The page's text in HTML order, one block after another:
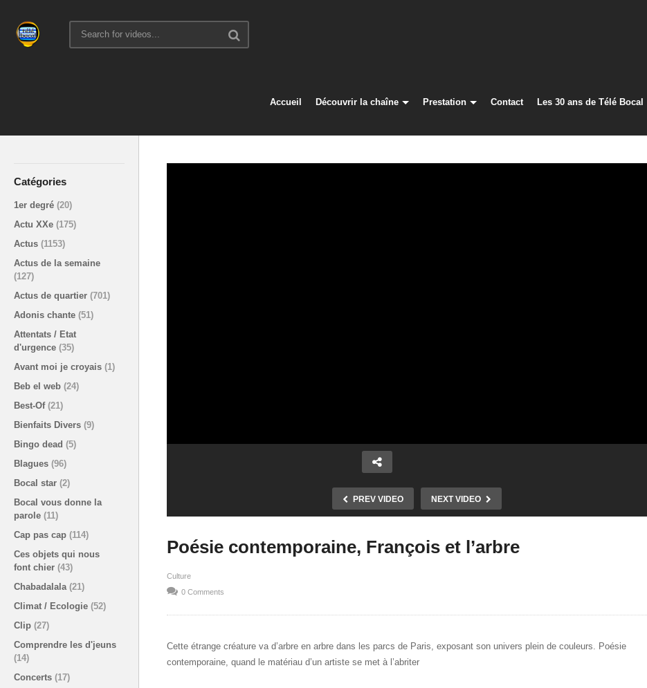
Accueil Découvrir la chaîne Prestation Contact Les 30 ans de Télé Bocal
Catégories
1er degré (20)
Actu XXe (175)
Actus (1153)
Actus de la semaine
(127)
Actus de quartier (701)
Adonis chante (51)
Attentats / Etat
d'urgence (35)
Avant moi je croyais (1)
Beb el web (24)
Best-Of (21)
Bienfaits Divers (9)
Bingo dead (5)
Blagues (96)
Bocal star (2)
Bocal vous donne la
parole (11)
Cap pas cap (114)
Ces objets qui nous
font chier (43)
Chabadalala (21)
Climat / Ecologie (52)
Clip (27)
Comprendre les d'jeuns
(14)
Concerts (17)
PREV VIDEO NEXT VIDEO
Poésie contemporaine, François et l’arbre
Culture
0 Comments
Cette étrange créature va d’arbre en arbre dans les parcs de Paris, exposant son univers plein de couleurs. Poésie
contemporaine, quand le matériau d’un artiste se met à l’abriter